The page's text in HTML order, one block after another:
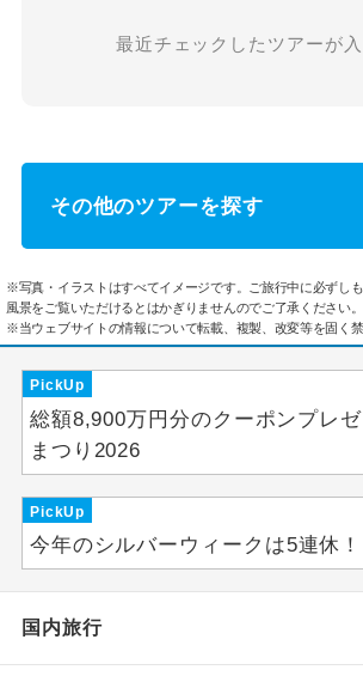
最近チェックしたツアーが
その他のツアーを探す
※写真・イラストはすべてイメージです。ご旅行中に必ずし
風景をご覧いただけるとはかぎりませんのでご了承ください。
※当ウェブサイトの情報について転載、複製、改変等を固く禁
PickUp
総額8,900万円分のクーポンプレ
まつり2026
PickUp
今年のシルバーウィークは5連休！
国内旅行